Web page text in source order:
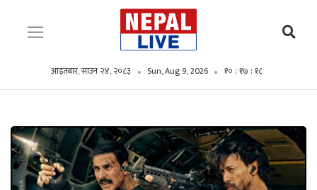
आइतबार, साउन २४, २०८३ Sun, Aug 9, 2026 १० : १७ : २०